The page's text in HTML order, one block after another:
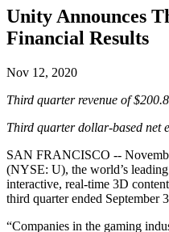
チームでの共同作業と迅速
Unity をダウンロード
デプロイ
Unity がサポートする 25 以
LiveOps
ローンチ後のインサイトと
成長
没入型環境でのトレーニング
顧客体験
業界
運用の卓越性を達成する
小売
店内体験をオンライン体験
自動車
リリースバージョンと問題
今後の機能をレビューする
用語集
技術用語のライブラリ
ケーススタディ
実際の成功事例
グローバルおよびローカル
コミュニティストーリー
Made with Unity
ライブストリーム
Unity Awards
世界中のUnityクリエイター
Unity初心者向け
学習を開始しましょう
Unity は初めてですか？旅
ハウツーガイド
実用的なヒントとベストプ
教育
FAQ
お問い合わせ
私たちのチームに連絡する
Unity Announces
Financial Results
Nov 12, 2020
Third quarter revenue of
Third quarter dollar-based net
SAN FRANCISCO --
(NYSE: U), the world’s
interactive, real-time 3D
third quarter ended September
“Companies in the gaming